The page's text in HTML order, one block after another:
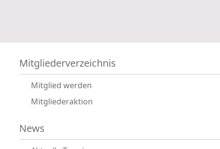
Mitgliederverzeichnis
Mitglied werden
Mitgliederaktion
News